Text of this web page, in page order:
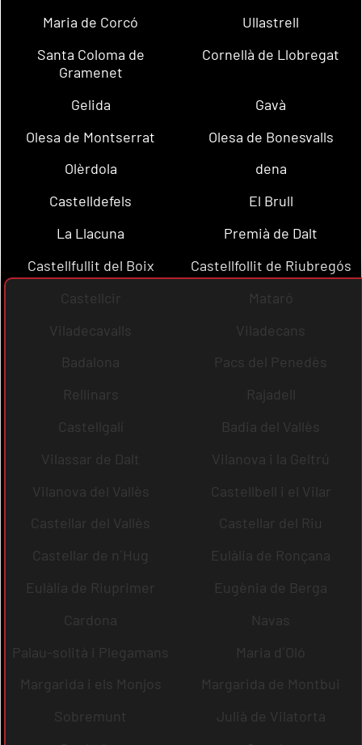
Maria de Corcó
Ullastrell
Santa Coloma de
Gramenet
Cornellà de Llobregat
Gelida
Gavà
Olesa de Montserrat
Olesa de Bonesvalls
Olèrdola
dena
Castelldefels
El Brull
La Llacuna
Premià de Dalt
Castellfullit del Boix
Castellfollit de Riubregós
Castellcir
Mataró
Viladecavalls
Viladecans
Badalona
Pacs del Penedès
Rellinars
Rajadell
Castellgalí
Badia del Vallès
Vilassar de Dalt
Vilanova i la Geltrú
Vilanova del Vallès
Castellbell i el Vilar
Castellar del Vallès
Castellar del Riu
Castellar de n´Hug
Eulàlia de Ronçana
Eulàlia de Riuprimer
Eugènia de Berga
Cardona
Navas
Palau-solità i Plegamans
Maria d´Oló
Margarida i els Monjos
Margarida de Montbui
Sobremunt
Julià de Vilatorta